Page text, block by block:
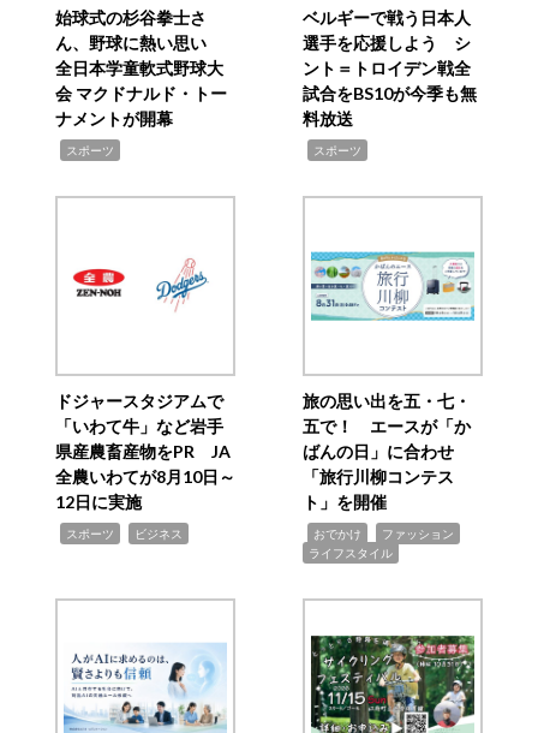
始球式の杉谷拳士さ
ん、野球に熱い思い
全日本学童軟式野球大
会 マクドナルド・トー
ナメントが開幕
スポーツ
ベルギーで戦う日本人
選手を応援しよう シ
ント＝トロイデン戦全
試合をBS10が今季も無
料放送
スポーツ
ドジャースタジアムで
「いわて牛」など岩手
県産農畜産物をPR JA
全農いわてが8月10日～
12日に実施
スポーツ ビジネス
旅の思い出を五・七・
五で！ エースが「か
ばんの日」に合わせ
「旅行川柳コンテス
ト」を開催
おでかけ ファッション
ライフスタイル